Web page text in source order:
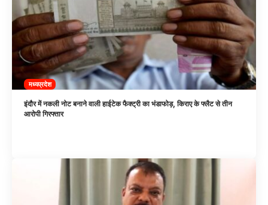
मध्यप्रदेश
इंदौर में नकली नोट बनाने वाली हाईटेक फैक्ट्री का भंडाफोड़, किराए के फ्लैट से तीन
आरोपी गिरफ्तार